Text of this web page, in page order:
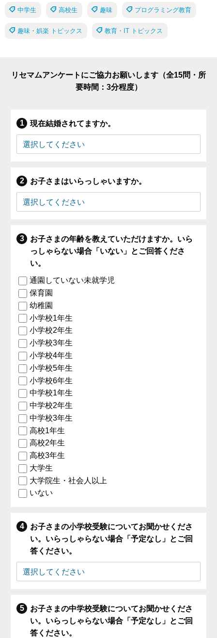
中学生 高校生 趣味 プログラミング教育
趣味・娯楽 トピックス 教育・IT トピックス
リセマムアンケートにご協力お願いします（全15問・所
要時間：3分程度）
現在結婚されてますか。
お子さまはいらっしゃいますか。
お子さまの年齢を教えていただけますか。いら
っしゃらない場合「いない」とご回答くださ
い。
通園していない未就学児
保育園
幼稚園
小学校1年生
小学校2年生
小学校3年生
小学校4年生
小学校5年生
小学校6年生
中学校1年生
中学校2年生
中学校3年生
高校1年生
高校2年生
高校3年生
大学生
大学院生・社会人以上
いない
お子さまの小学校受験についてお聞かせくださ
い。いらっしゃらない場合「予定なし」とご回
答ください。
お子さまの中学校受験についてお聞かせくださ
い。いらっしゃらない場合「予定なし」とご回
答ください。